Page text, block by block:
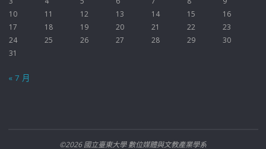
10
11 12 13 14 15
16
17
18 19 20 21 22
23
24
25 26 27 28 29
30
31
« 7 月
©2026 國立臺東大學 數位媒體與文教產業學系